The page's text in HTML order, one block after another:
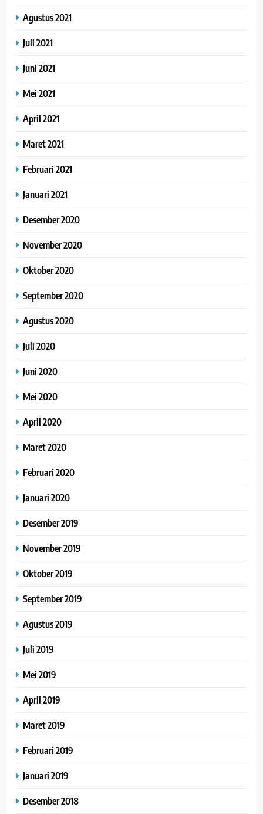
Agustus 2021
Juli 2021
Juni 2021
Mei 2021
April 2021
Maret 2021
Februari 2021
Januari 2021
Desember 2020
November 2020
Oktober 2020
September 2020
Agustus 2020
Juli 2020
Juni 2020
Mei 2020
April 2020
Maret 2020
Februari 2020
Januari 2020
Desember 2019
November 2019
Oktober 2019
September 2019
Agustus 2019
Juli 2019
Mei 2019
April 2019
Maret 2019
Februari 2019
Januari 2019
Desember 2018